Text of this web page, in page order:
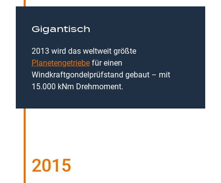
Gigantisch
2013 wird das weltweit größte
Planetengetriebe für einen
Windkraftgondelprüfstand gebaut – mit
15.000 kNm Drehmoment.
2015